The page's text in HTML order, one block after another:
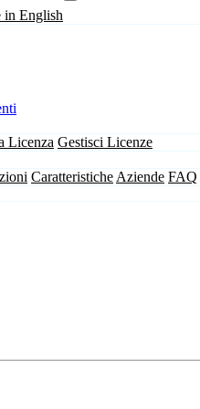
in English
Licenza Gestisci Licenze
Caratteristiche Aziende FAQ